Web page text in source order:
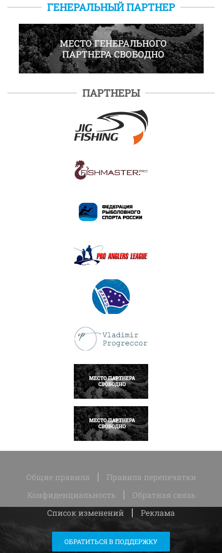
ГЕНЕРАЛЬНЫЙ ПАРТНЕР
ПАРТНЕРЫ
ПОДРОБНЕЕ
ПОДРОБНЕЕ
ПОДРОБНЕЕ
ПОДРОБНЕЕ
ПОДРОБНЕЕ
ПОДРОБНЕЕ
НАПИСАТЬ
НАПИСАТЬ
Общие правила
Правила перепечатки
Конфиденциальность
Обратная связь
Список изменений
Реклама
ОБРАТИТЬСЯ В ПОДДЕРЖКУ